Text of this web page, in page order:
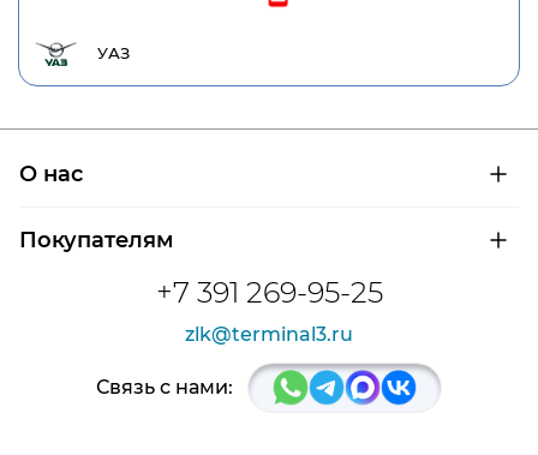
УАЗ
+7 391 269-95-25
zlk@terminal3.ru
О нас
Сертификаты на продукцию
Покупателям
Доставка и оплата
Расшифровка маркировки подшипников
Связь с нами: